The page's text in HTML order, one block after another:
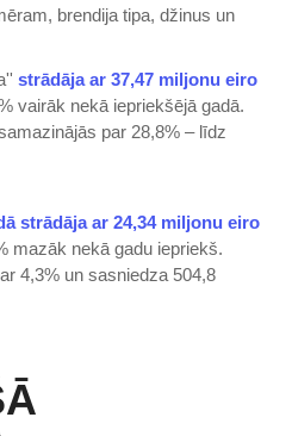
brendija tipa, džinus un
strādāja ar 37,47 miljonu eiro
vairāk nekā iepriekšējā gadā.
par 28,8% – līdz
strādāja ar 24,34 miljonu eiro
mazāk nekā gadu iepriekš.
4,3% un sasniedza 504,8